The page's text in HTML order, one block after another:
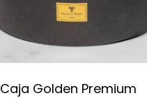
Caja Golden Premium